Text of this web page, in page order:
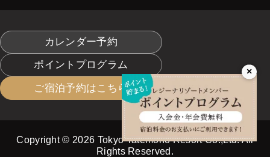
カレンダー予約
ポイントプログラム
ご宿泊予約はこちら
Copyright © 2026 Tokyo Tatemono Resort Co.,Ltd. All
Rights Reserved.
×